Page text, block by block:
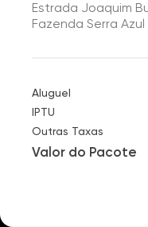
Estrada Joaquim
Fazenda Serra
Aluguel
IPTU
Outras Taxas
Valor do Pacote